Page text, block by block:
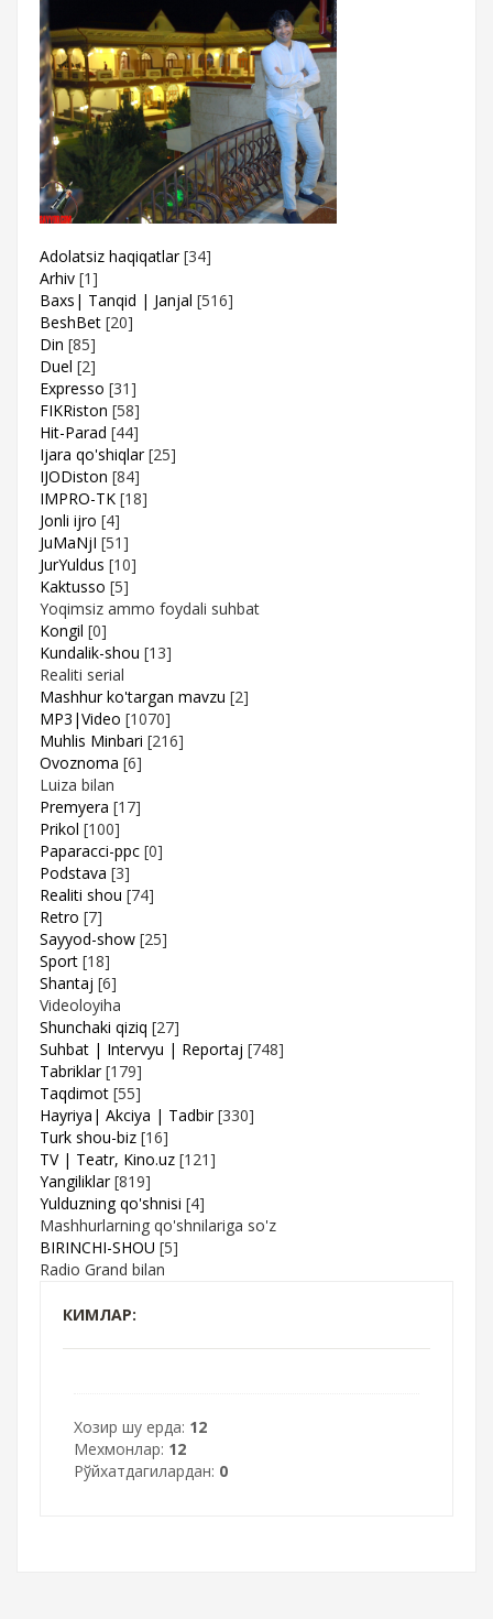
Adolatsiz haqiqatlar [34]
Arhiv [1]
Baxs| Tanqid | Janjal [516]
BeshBet [20]
Din [85]
Duel [2]
Expresso [31]
FIKRiston [58]
Hit-Parad [44]
Ijara qo'shiqlar [25]
IJODiston [84]
IMPRO-TK [18]
Jonli ijro [4]
JuMaNjI [51]
JurYuldus [10]
Kaktusso [5]
Yoqimsiz ammo foydali suhbat
Kongil [0]
Kundalik-shou [13]
Realiti serial
Mashhur ko'targan mavzu [2]
MP3|Video [1070]
Muhlis Minbari [216]
Ovoznoma [6]
Luiza bilan
Premyera [17]
Prikol [100]
Paparacci-ppc [0]
Podstava [3]
Realiti shou [74]
Retro [7]
Sayyod-show [25]
Sport [18]
Shantaj [6]
Videoloyiha
Shunchaki qiziq [27]
Suhbat | Intervyu | Reportaj [748]
Tabriklar [179]
Taqdimot [55]
Hayriya| Akciya | Tadbir [330]
Turk shou-biz [16]
TV | Teatr, Kino.uz [121]
Yangiliklar [819]
Yulduzning qo'shnisi [4]
Mashhurlarning qo'shnilariga so'z
BIRINCHI-SHOU [5]
Radio Grand bilan
КИМЛАР:
Хозир шу ерда: 12
Мехмонлар: 12
Рўйхатдагилардан: 0